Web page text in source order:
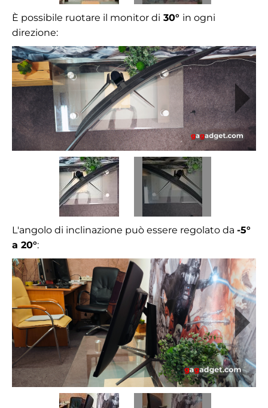
È possibile ruotare il monitor di 30° in ogni
direzione:
L'angolo di inclinazione può essere regolato da -5°
a 20°: